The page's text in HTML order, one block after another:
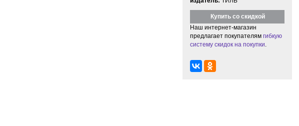
Купить со скидкой
Наш интернет-магазин
предлагает покупателям гибкую
систему скидок на покупки